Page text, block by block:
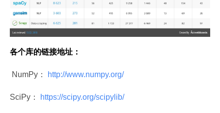
各个库的链接地址：
NumPy： http://www.numpy.org/
SciPy： https://scipy.org/scipylib/